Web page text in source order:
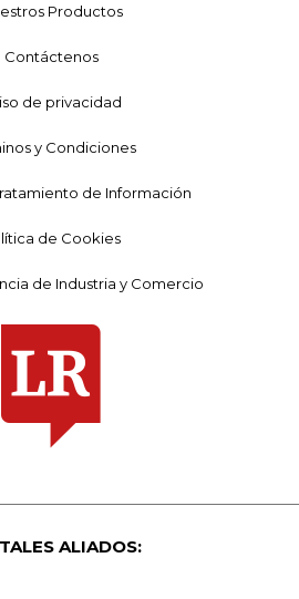
Productos
Contáctenos
de privacidad
y Condiciones
de Información
de Cookies
de Industria y Comercio
ALIADOS: